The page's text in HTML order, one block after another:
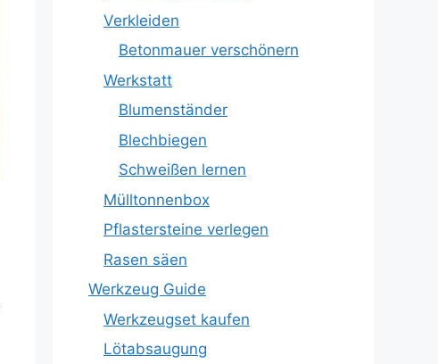
Verkleiden
Betonmauer verschönern
Werkstatt
Blumenständer
Blechbiegen
Schweißen lernen
Mülltonnenbox
Pflastersteine verlegen
Rasen säen
Werkzeug Guide
Werkzeugset kaufen
Lötabsaugung